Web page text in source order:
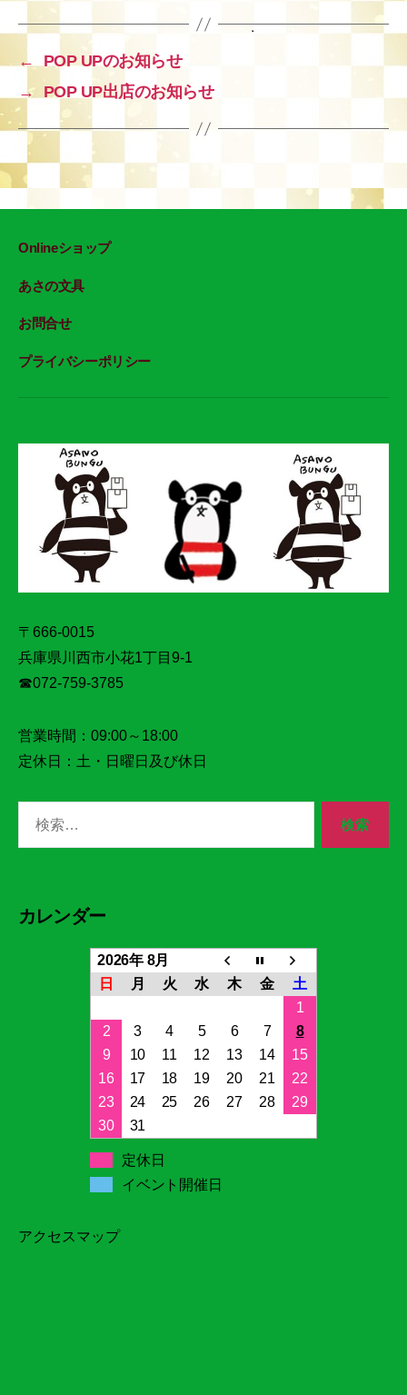
c
b
o
o
k
tt
er
ail e
← POP UPのお知らせ
→ POP UP出店のお知らせ
Onlineショップ
あさの文具
お問合せ
プライバシーポリシー
〒666-0015
兵庫県川西市小花1丁目9‐1
☎072‐759‐3785
営業時間：09:00～18:00
定休日：土・日曜日及び休日
対
カレンダー
2026年 8月
日
月 火 水 木 金
土
1
2
3 4 5 6 7
8
9
10 11 12 13 14
15
16
17 18 19 20 21
22
23
24 25 26 27 28
29
30
31
定休日
イベント開催日
アクセスマップ